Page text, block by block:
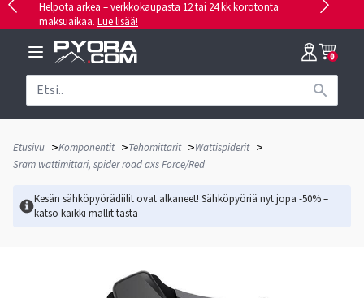
Helpota arkea – verkkokaupasta 12 tai 24 kk korotonta
maksuaikaa. Lue lisää!
0
Etusivu >Komponentit >Tehomittarit >Wattispiderit >
Sram wattimittari, spider road axs Force/Red
Kesän sähköpyörädiilit ovat alkaneet! Sähköpyöriä nyt jopa -50% –
katso kaikki mallittästä